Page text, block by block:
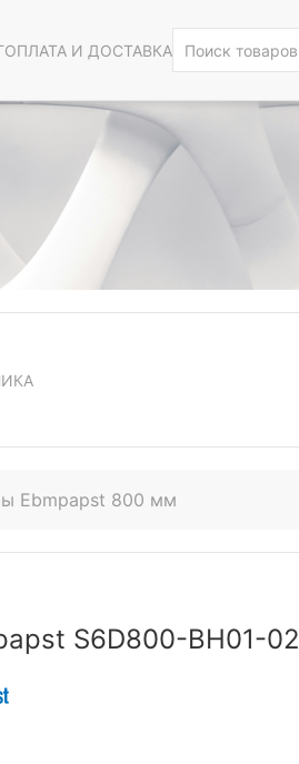
ОПЛАТА И ДОСТАВКА
Ebmpapst 800 мм
S6D800-BH01-02